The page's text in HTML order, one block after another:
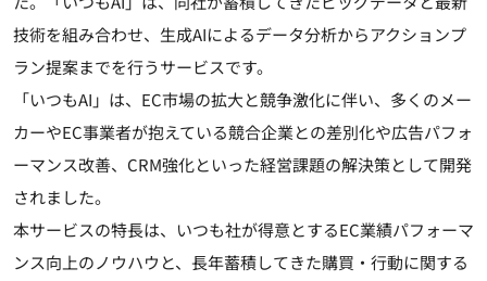
技術を組み合わせ、生成AIによるデータ分析からアクションプ
ラン提案までを行うサービスです。
「いつもAI」は、EC市場の拡大と競争激化に伴い、多くのメー
カーやEC事業者が抱えている競合企業との差別化や広告パフォ
ーマンス改善、CRM強化といった経営課題の解決策として開発
されました。
本サービスの特長は、いつも社が得意とするEC業績パフォーマ
ンス向上のノウハウと、長年蓄積してきた購買・行動に関する